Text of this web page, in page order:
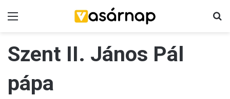
Szent II. János Pál
pápa